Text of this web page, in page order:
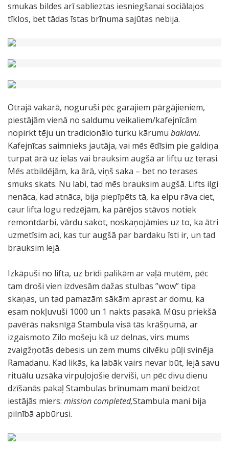
smukas bildes arī sablieztas iesniegšanai sociālajos
tīklos, bet tādas īstas brīnuma sajūtas nebija.
Otrajā vakarā, noguruši pēc garajiem pārgājieniem,
piestājām vienā no saldumu veikaliem/kafejnīcām
nopirkt tēju un tradicionālo turku kārumu baklavu.
Kafejnīcas saimnieks jautāja, vai mēs ēdīsim pie galdiņa
turpat ārā uz ielas vai brauksim augšā ar liftu uz terasi.
Mēs atbildējām, ka ārā, viņš saka – bet no terases
smuks skats. Nu labi, tad mēs brauksim augšā. Lifts ilgi
nenāca, kad atnāca, bija piepīpēts tā, ka elpu rāva ciet,
caur lifta logu redzējām, ka pārējos stāvos notiek
remontdarbi, vārdu sakot, noskaņojāmies uz to, ka ātri
uzmetīsim aci, kas tur augšā par bardaku īsti ir, un tad
brauksim lejā.
Izkāpuši no lifta, uz brīdi palikām ar vaļā mutēm, pēc
tam droši vien izdvesām dažas stulbas ”wow” tipa
skaņas, un tad pamazām sākām aprast ar domu, ka
esam nokļuvuši 1000 un 1 nakts pasakā. Mūsu priekšā
pavērās naksnīgā Stambula visā tās krāšņumā, ar
izgaismoto Zilo mošeju kā uz delnas, virs mums
zvaigžņotās debesis un zem mums cilvēku pūļi svinēja
Ramadanu. Kad likās, ka labāk vairs nevar būt, lejā savu
rituālu uzsāka virpuļojošie derviši, un pēc divu dienu
dzīšanās pakaļ Stambulas brīnumam manī beidzot
iestājās miers: mission completed,Stambula mani bija
pilnībā apbūrusi.